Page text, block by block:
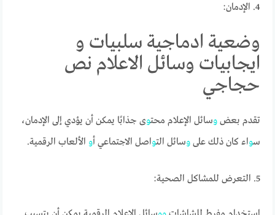
4. الإدمان:
وضعية ادماجية سلبيات و
ايجابيات وسائل الاعلام نص
حجاجي
تقدم بعضوسائل الإعلام محتوى جذابًا يمكن أن يؤدي إلى الإدمان،
سواء كان ذلك علىوسائل التواصل الاجتماعي أو الألعاب الرقمية.
5. التعرض للمشاكل الصحية: